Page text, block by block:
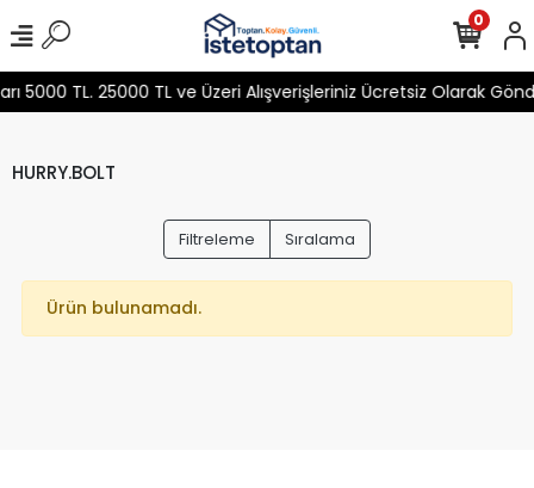
5000 TL. 25000 TL ve Üzeri Alışverişleriniz Ücretsiz Olarak
0
HURRY.BOLT
Filtreleme Sıralama
Ürün bulunamadı.